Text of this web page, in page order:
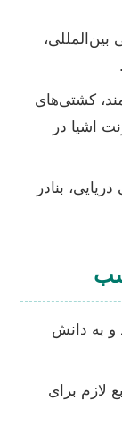
بین‌المللی،
کشتی‌های
اشیا در
بنادر
و به دانش
لازم برای